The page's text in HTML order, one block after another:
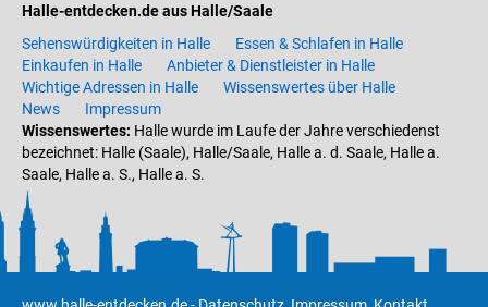
Halle-entdecken.de aus Halle/Saale
Sehenswürdigkeiten in Halle
Essen & Schlafen in Halle
Einkaufen in Halle
Anbieter & Dienstleister in Halle
Wichtige Adressen in Halle
Wissenswertes über Halle
News
Impressum
Wissenswertes: Halle wurde im Laufe der Jahre verschiedenst
bezeichnet: Halle (Saale), Halle/Saale, Halle a. d. Saale, Halle a.
Saale, Halle a. S., Halle a. S.